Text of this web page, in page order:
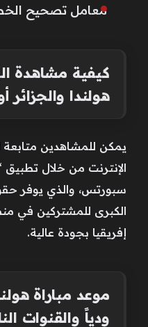
معامل تصحيح
كيفية مشاهدة
هولندا والجزائر
يمكن للمشاهدين متابعة
سبورتس، والذي يوفر
الكبرى للمشتركين في
إفريقيا بجودة عالية.
موعد مباراة
ودياً والقنوات